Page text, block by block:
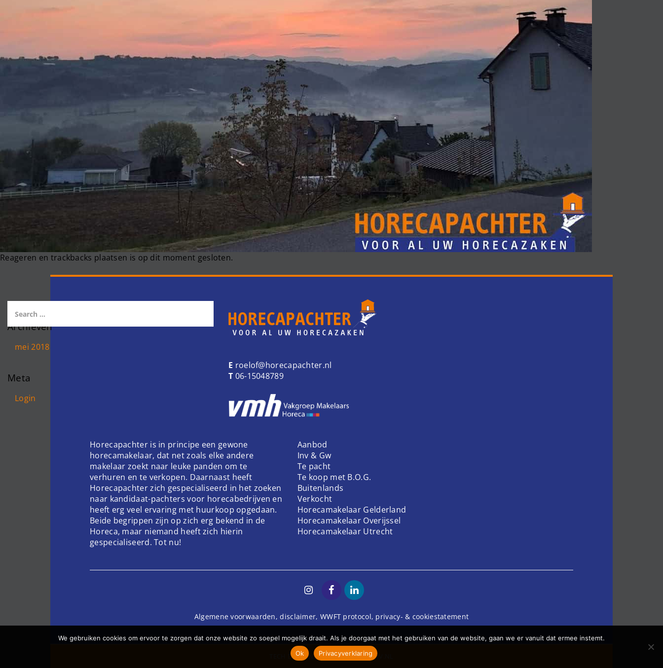
Reageren en trackbacks plaatsen is op dit moment gesloten.
Archieven
mei 2018
Meta
Login
E roelof@horecapachter.nl
T 06-15048789
Horecapachter is in principe een gewone
horecamakelaar, dat net zoals elke andere
makelaar zoekt naar leuke panden om te
verhuren en te verkopen. Daarnaast heeft
Horecapachter zich gespecialiseerd in het zoeken
naar kandidaat-pachters voor horecabedrijven en
heeft erg veel ervaring met huurkoop opgedaan.
Beide begrippen zijn op zich erg bekend in de
Horeca, maar niemand heeft zich hierin
gespecialiseerd. Tot nu!
Aanbod
Inv & Gw
Te pacht
Te koop met B.O.G.
Buitenlands
Verkocht
Horecamakelaar Gelderland
Horecamakelaar Overijssel
Horecamakelaar Utrecht
Algemene voorwaarden,disclaimer, WWFT protocol, privacy- & cookiestatement
DODO.NL | DESIGNSTUDIOVIV.NL
We gebruiken cookies om ervoor te zorgen dat onze website zo soepel mogelijk draait. Als je doorgaat met het gebruiken van de website, gaan we er vanuit dat ermee instemt.
Ok
Privacyverklaring